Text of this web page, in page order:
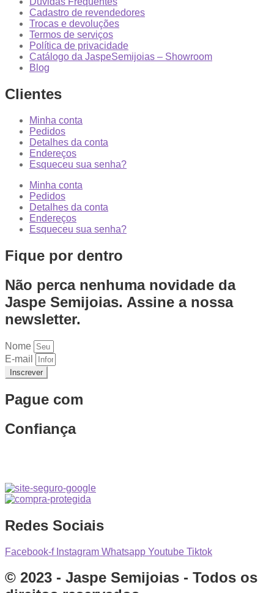
Cadastro de revendedores
Trocas e devoluções
Termos de serviços
Política de privacidade
Catálogo da JaspeSemijoias – Showroom
Blog
Clientes
Minha conta
Pedidos
Detalhes da conta
Endereços
Esqueceu sua senha?
Minha conta
Pedidos
Detalhes da conta
Endereços
Esqueceu sua senha?
Fique por dentro
Não perca nenhuma novidade da
Jaspe Semijoias. Assine a nossa
newsletter.
Nome
E-mail
Inscrever
Pague com
Confiança
Redes Sociais
Facebook-f Instagram Whatsapp Youtube Tiktok
© 2023 - Jaspe Semijoias - Todos os